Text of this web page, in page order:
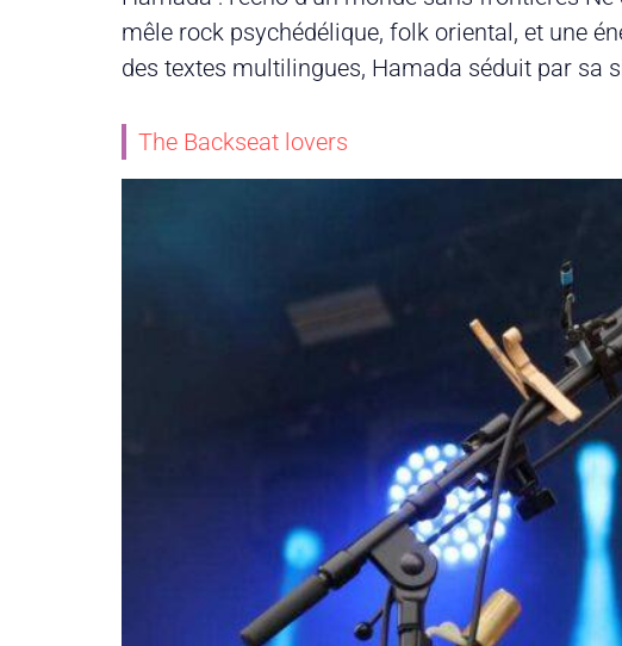
mêle rock psychédélique, folk oriental, et une
des textes multilingues, Hamada séduit par sa
The Backseat lovers